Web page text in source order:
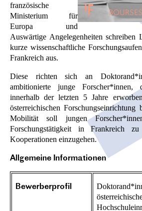
französische
Ministerium für
Europa und
Auswärtige Angelegenheiten schreiben
kurze wissenschaftliche
Frankreich aus.
Diese richten sich an
ambitionierte junge
innerhalb der letzten 5 Jahre
österreichischen Forschungseinrichtung
Mobilität soll jungen
Forschungstätigkeit in Frankreich
Kooperationen einzugehen.
Allgemeine Informationen
Bewerberprofil